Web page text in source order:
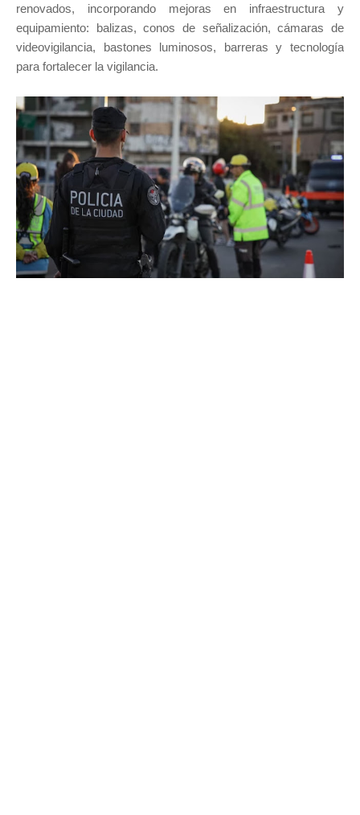
renovados, incorporando mejoras en infraestructura y
equipamiento: balizas, conos de señalización, cámaras de
videovigilancia, bastones luminosos, barreras y tecnología
para fortalecer la vigilancia.